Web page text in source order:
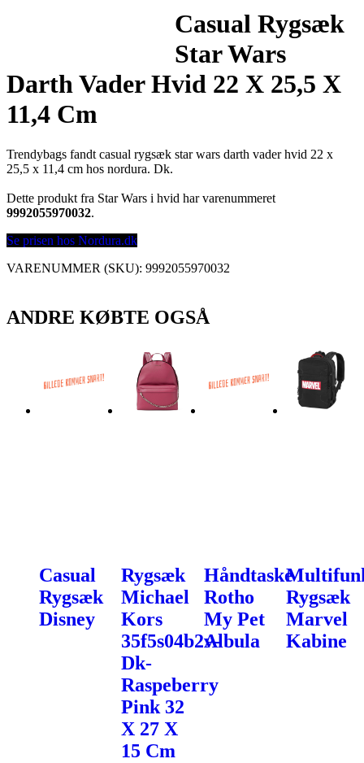
Casual Rygsæk
Star Wars
Darth Vader Hvid 22 X 25,5 X
11,4 Cm
Trendybags fandt casual rygsæk star wars darth vader hvid 22 x
25,5 x 11,4 cm hos nordura. Dk.
Dette produkt fra Star Wars i hvid har varenummeret
9992055970032.
Se prisen hos Nordura.dk
VARENUMMER (SKU): 9992055970032
ANDRE KØBTE OGSÅ
Casual
Rygsæk
Disney
Rygsæk
Michael
Kors
35f5s04b2v-
Dk-
Raspeberry
Pink 32
X 27 X
15 Cm
Håndtaske
Rotho
My Pet
Albula
Rygsæk
Marvel
Kabine